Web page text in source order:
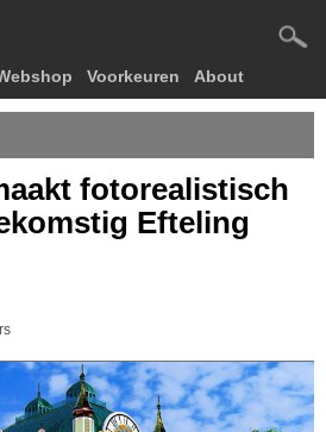
Voorkeuren About
fotorealistisch
Efteling